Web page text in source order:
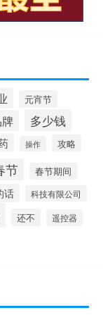
元宵节
多少钱
操作 攻略
节 春节期间
话 科技有限公司
还不 遥控器